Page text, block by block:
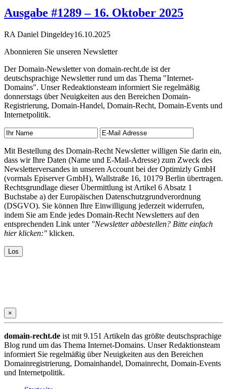
Ausgabe #1289 – 16. Oktober 2025
RA Daniel Dingeldey16.10.2025
Abonnieren Sie unseren Newsletter
Der Domain-Newsletter von domain-recht.de ist der
deutschsprachige Newsletter rund um das Thema "Internet-
Domains". Unser Redeaktionsteam informiert Sie regelmäßig
donnerstags über Neuigkeiten aus den Bereichen Domain-
Registrierung, Domain-Handel, Domain-Recht, Domain-Events und
Internetpolitik.
Mit Bestellung des Domain-Recht Newsletter willigen Sie darin ein,
dass wir Ihre Daten (Name und E-Mail-Adresse) zum Zweck des
Newsletterversandes in unseren Account bei der Optimizly GmbH
(vormals Episerver GmbH), Wallstraße 16, 10179 Berlin übertragen.
Rechtsgrundlage dieser Übermittlung ist Artikel 6 Absatz 1
Buchstabe a) der Europäischen Datenschutzgrundverordnung
(DSGVO). Sie können Ihre Einwilligung jederzeit widerrufen,
indem Sie am Ende jedes Domain-Recht Newsletters auf den
entsprechenden Link unter "Newsletter abbestellen? Bitte einfach
hier klicken:" klicken.
×
domain-recht.de ist mit 9.151 Artikeln das größte deutschsprachige
Blog rund um das Thema Internet-Domains. Unser Redaktionsteam
informiert Sie regelmäßig über Neuigkeiten aus den Bereichen
Domainregistrierung, Domainhandel, Domainrecht, Domain-Events
und Internetpolitik.